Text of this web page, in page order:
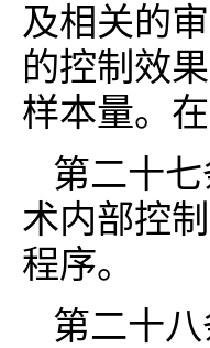
及相关的
的控制效
样本量。
第二十
术内部控
程序。
第二十